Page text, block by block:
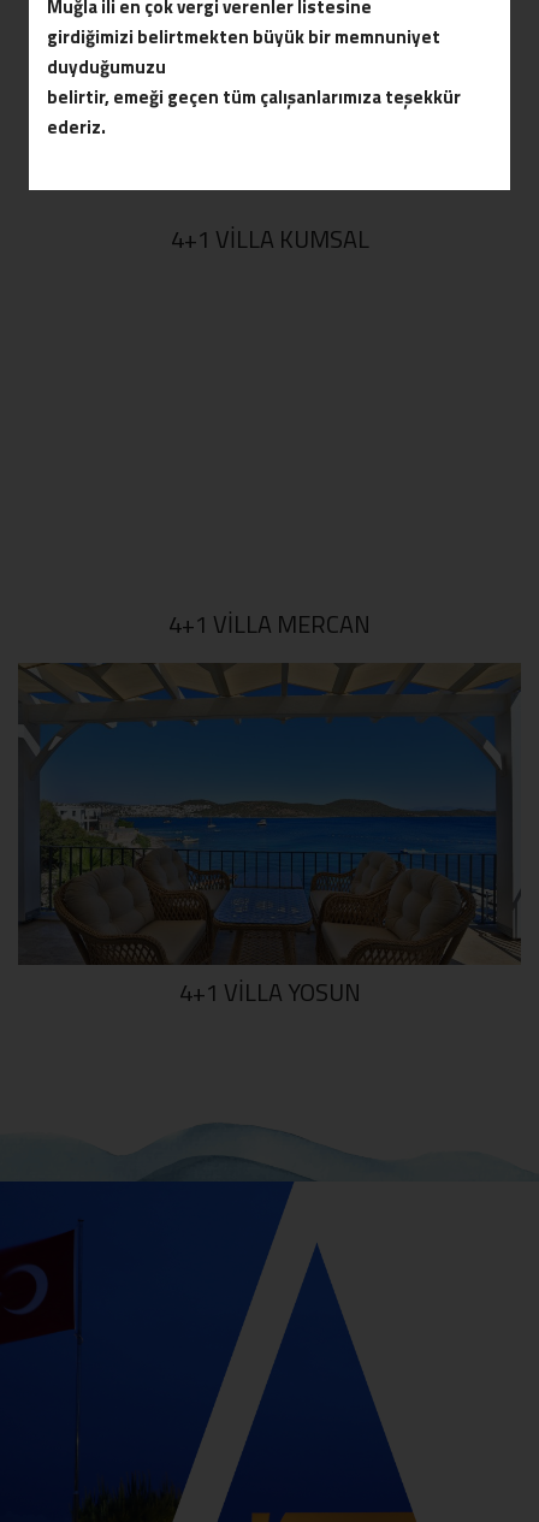
4+1 VILLA KUMSAL
4+1 VILLA MERCAN
4+1 VILLA YOSUN
Muğla ili en çok vergi verenler listesine
girdiğimizi belirtmekten büyük bir memnuniyet
duyduğumuzu
belirtir, emeği geçen tüm çalışanlarımıza teşekkür
ederiz.